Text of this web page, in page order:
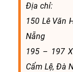
Địa chỉ:
150 Lê Văn
Nẵng
195 – 197
Cẩm Lệ, Đà